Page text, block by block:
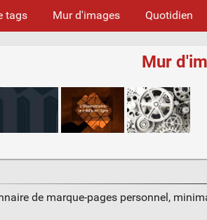
tags Mur d'images Quotidien
Mur
de marque-pages personnel,